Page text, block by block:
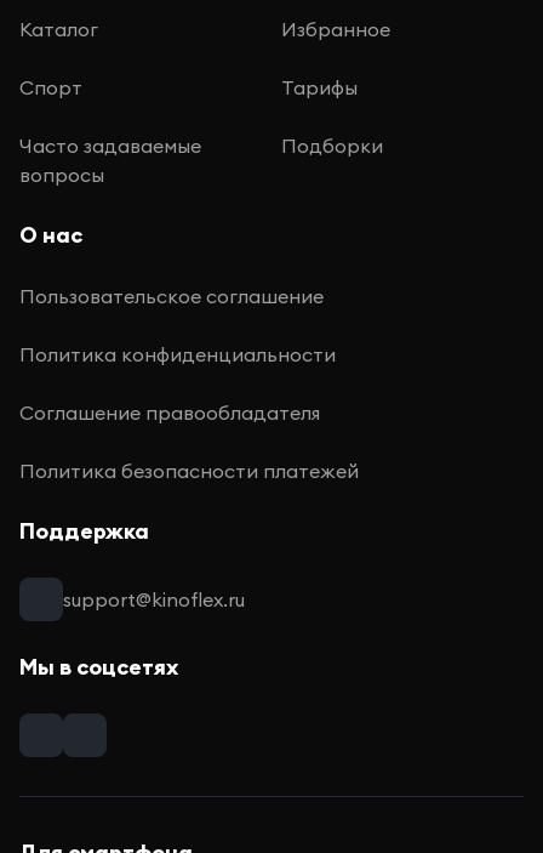
Каталог Избранное
Спорт Тарифы
Часто задаваемые
вопросы
Подборки
О нас
Пользовательское соглашение
Политика конфиденциальности
Соглашение правообладателя
Политика безопасности платежей
Поддержка
support@kinoflex.ru
Мы в соцсетях